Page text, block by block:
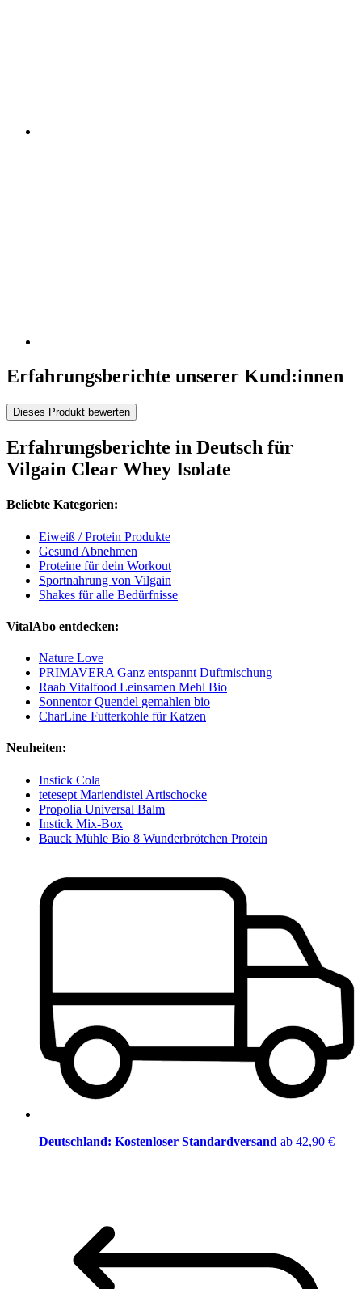
Erfahrungsberichte unserer Kund:innen
Dieses Produkt bewerten
Erfahrungsberichte in Deutsch für
Vilgain Clear Whey Isolate
Beliebte Kategorien:
Eiweiß / Protein Produkte
Gesund Abnehmen
Proteine für dein Workout
Sportnahrung von Vilgain
Shakes für alle Bedürfnisse
VitalAbo entdecken:
Nature Love
PRIMAVERA Ganz entspannt Duftmischung
Raab Vitalfood Leinsamen Mehl Bio
Sonnentor Quendel gemahlen bio
CharLine Futterkohle für Katzen
Neuheiten:
Instick Cola
tetesept Mariendistel Artischocke
Propolia Universal Balm
Instick Mix-Box
Bauck Mühle Bio 8 Wunderbrötchen Protein
Deutschland: Kostenloser Standardversand ab 42,90 €